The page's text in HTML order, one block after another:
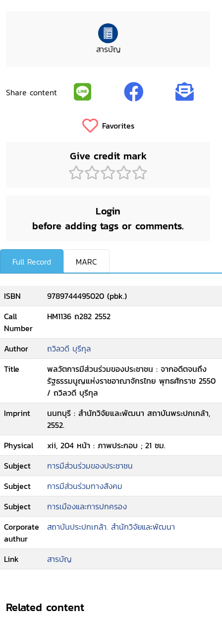
สารบัญ
Share content
Favorites
Give credit mark
Login
before adding tags or comments.
Full Record MARC
ISBN
9789744495020 (pbk.)
Call
Number
HM1136 ถ282 2552
Author
ถวิลวดี บุรีกุล
Title
พลวัตการมีส่วนร่วมของประชาชน : จากอดีตจนถึง
รัฐธรรมนูญแห่งราชอาณาจักรไทย พุทธศักราช 2550
/ ถวิลวดี บุรีกุล
Imprint
นนทบุรี : สำนักวิจัยและพัฒนา สถาบันพระปกเกล้า,
2552.
Physical
xii, 204 หน้า : ภาพประกอบ ; 21 ซม.
Subject
การมีส่วนร่วมของประชาชน
Subject
การมีส่วนร่วมทางสังคม
Subject
การเมืองและการปกครอง
Corporate
authur
สถาบันประปกเกล้า. สำนักวิจัยและพัฒนา
Link สารบัญ
Related content